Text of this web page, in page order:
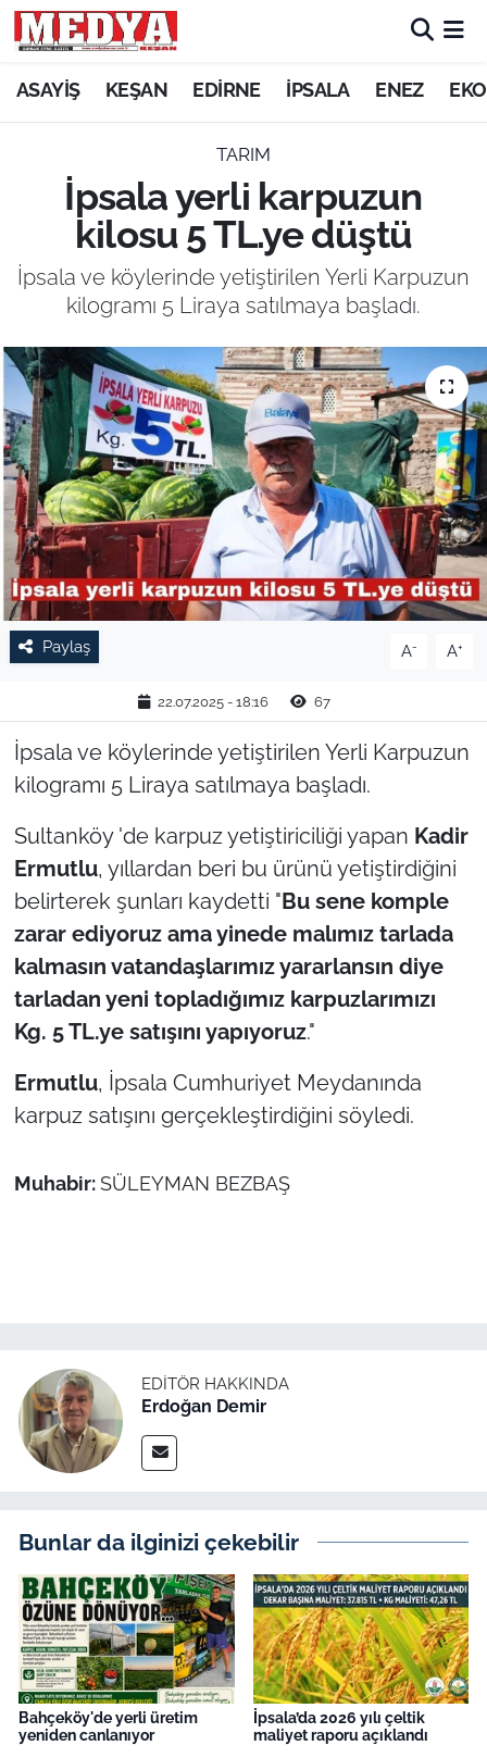
ASAYİŞ KEŞAN EDİRNE İPSALA ENEZ
TARIM
İpsala yerli karpuzun
kilosu 5 TL.ye düştü
İpsala ve köylerinde yetiştirilen Yerli Karpuzun
kilogramı 5 Liraya satılmaya başladı.
Paylaş A- A+
22.07.2025 - 18:16 67
İpsala ve köylerinde yetiştirilen Yerli Karpuzun
kilogramı 5 Liraya satılmaya başladı.
Sultanköy 'de karpuz yetiştiriciliği yapan Kadir
Ermutlu, yıllardan beri bu ürünü yetiştirdiğini
belirterek şunları kaydetti "Bu sene komple
zarar ediyoruz ama yinede malımız tarlada
kalmasın vatandaşlarımız yararlansın diye
tarladan yeni topladığımız karpuzlarımızı
Kg. 5 TL.ye satışını yapıyoruz."
Ermutlu, İpsala Cumhuriyet Meydanında
karpuz satışını gerçekleştirdiğini söyledi.
Muhabir: SÜLEYMAN BEZBAŞ
EDITÖR HAKKINDA
Erdoğan Demir
Bunlar da ilginizi çekebilir
Bahçeköy'de yerli üretim
yeniden canlanıyor
İpsala’da 2026 yılı çeltik
maliyet raporu açıklandı
KEŞAN
ASAYİŞ
SİYASET
GÜNDEM
EKONOMİ
SAĞLIK
EĞİTİM
TARIM VE HAYVANCILIK
KÜLTÜR SANAT
RESMİ İLAN
YAŞAM
EDİRNE
TEKİRDAĞ
KIRKLARELİ
ÇANAKKALE
TÜRKİYE
Bölge
Genel
Magazin
İş Dünyası
English News
Canlı Maç
Finans
Genel-A